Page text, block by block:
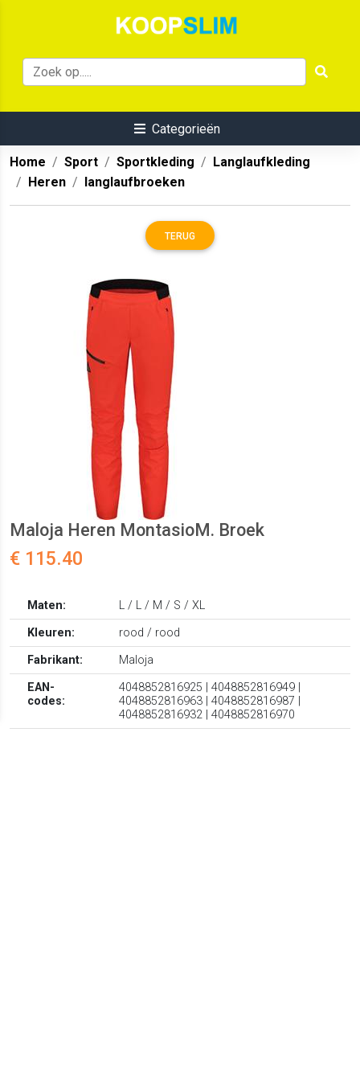
Categorieën
Home Sport Sportkleding
Langlaufkleding
Heren
langlaufbroeken
TERUG
Maloja Heren MontasioM. Broek
€ 115.40
Maten:
L / L / M / S / XL
Kleuren:
rood / rood
Fabrikant:
Maloja
EAN-
codes:
4048852816925 | 4048852816949 |
4048852816963 | 4048852816987 |
4048852816932 | 4048852816970